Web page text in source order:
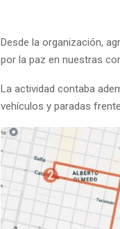
Desde la organización,
por la paz en nuestras
La actividad contaba
vehículos y paradas